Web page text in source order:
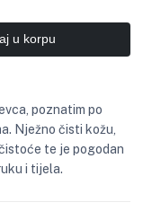
u korpu
poznatim po
Nježno čisti kožu,
te je pogodan
i tijela.